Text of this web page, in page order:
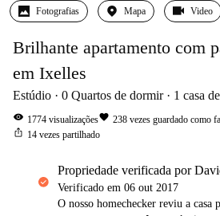
Fotografias Mapa Video
Brilhante apartamento com
em Ixelles
Estúdio 0 Quartos de dormir 1 casa
visibility 1774 visualizaçõesfavorite 238 vezes guardado como
ios_share 14 vezes partilhado
propriedade verificada por
Verificado em 06 out 2017
O nosso homechecker reviu a casa